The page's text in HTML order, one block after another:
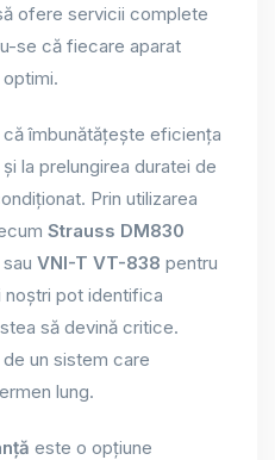
ofere servicii complete
se că fiecare aparat
îmbunătățește eficiența
la prelungirea duratei de
Prin utilizarea
Strauss DM830
VNI-T VT-838 pentru
noștri pot identifica
să devină critice.
un sistem care
lung.
este o opțiune